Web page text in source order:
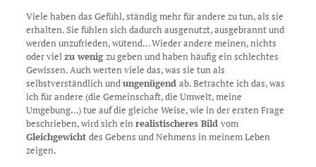
Viele haben das Gefühl, ständig mehr für andere zu tun, als sie
erhalten. Sie fühlen sich dadurch ausgenutzt, ausgebrannt und
werden unzufrieden, wütend… Wieder andere meinen, nichts
oder vielzu wenigzu geben und haben häufig ein schlechtes
Gewissen. Auch werten viele das, was sie tun als
selbstverständlich undungenügend ab. Betrachte ich das, was
ich für andere (die Gemeinschaft, die Umwelt, meine
Umgebung…) tue auf die gleiche Weise, wie in der ersten Frage
beschrieben, wird sich einrealistischeres Bild vom
Gleichgewicht des Gebens und Nehmens in meinem Leben
zeigen.